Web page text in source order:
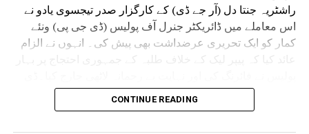
UP
۔نیپال کوآرڈینیشن کمیٹی کی میٹنگ منعقد،سرحد پر
قانونی سرگرمیوں کوروکنے کا عزم
راشٹریہ جنتا دل (آر جے ڈی) کے کارگزار صدر تیجسوی یادو نے
اس معاملے میں ڈائریکٹر جنرل آف پولیس (ڈی جی پی) ونئے
کمار کو ایک تحریری عرضداشت بھی پیش کی۔ انہوں نے الزام
جی پی ونئے کمار سے ملاقات کے موقع پر تیجسوی یادو کے
ہمراہ آر جے ڈی کے سینئر رہنما عبدالباری صدیقی، منگنی لال
CONTINUE READING